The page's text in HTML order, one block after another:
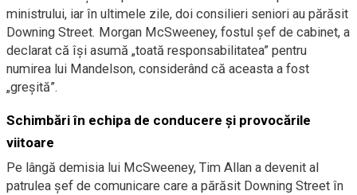
ministrului, iar în ultimele zile, doi consilieri seniori au părăsit
Downing Street. Morgan McSweeney, fostul șef de cabinet, a
declarat că își asumă „toată responsabilitatea” pentru
numirea lui Mandelson, considerând că aceasta a fost
„greșită”.
Schimbări în echipa de conducere și provocările
viitoare
Pe lângă demisia lui McSweeney, Tim Allan a devenit al
patrulea șef de comunicare care a părăsit Downing Street în